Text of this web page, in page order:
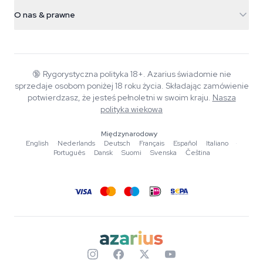
+31(0)204897914
Smokeshop
Polityka zwrotów
Polityka prywatności
O nas & prawne
Wiki
Autorzy
Promocje
🔞 Rygorystyczna polityka 18+. Azarius świadomie nie
sprzedaje osobom poniżej 18 roku życia. Składając zamówienie
potwierdzasz, że jesteś pełnoletni w swoim kraju. Nasza
polityka wiekowa
Międzynarodowy
English
·Nederlands ·Deutsch ·Français ·Español ·Italiano
·
Português
·Dansk ·Suomi ·Svenska ·Čeština